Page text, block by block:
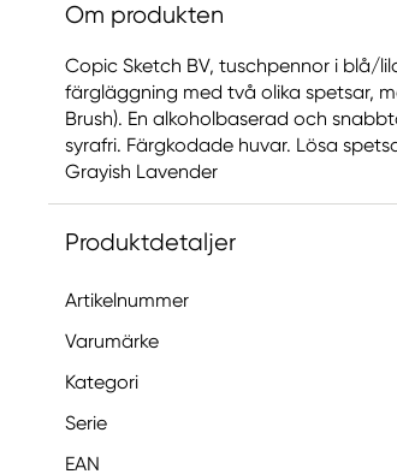
Om produkten
Copic Sketch BV, tuschpennor i blå/
färgläggning med två olika spetsar,
Brush). En alkoholbaserad och
syrafri. Färgkodade huvar. Lösa
Grayish Lavender
Produktdetaljer
Artikelnummer
Varumärke
Kategori
Serie
EAN